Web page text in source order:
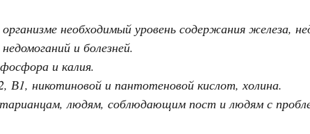
необходимый уровень содержания железа,
и болезней.
и калия.
никотиновой и пантотеновой кислот, холина.
людям, соблюдающим пост и людям с